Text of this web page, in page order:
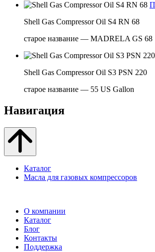
Shell Gas Compressor Oil S4 RN 68
старое название — MADRELA GS 68
Shell Gas Compressor Oil S3 PSN 220
старое название — 55 US Gallon
Навигация
Каталог
Масла для газовых компрессоров
О компании
Каталог
Блог
Контакты
Поддержка